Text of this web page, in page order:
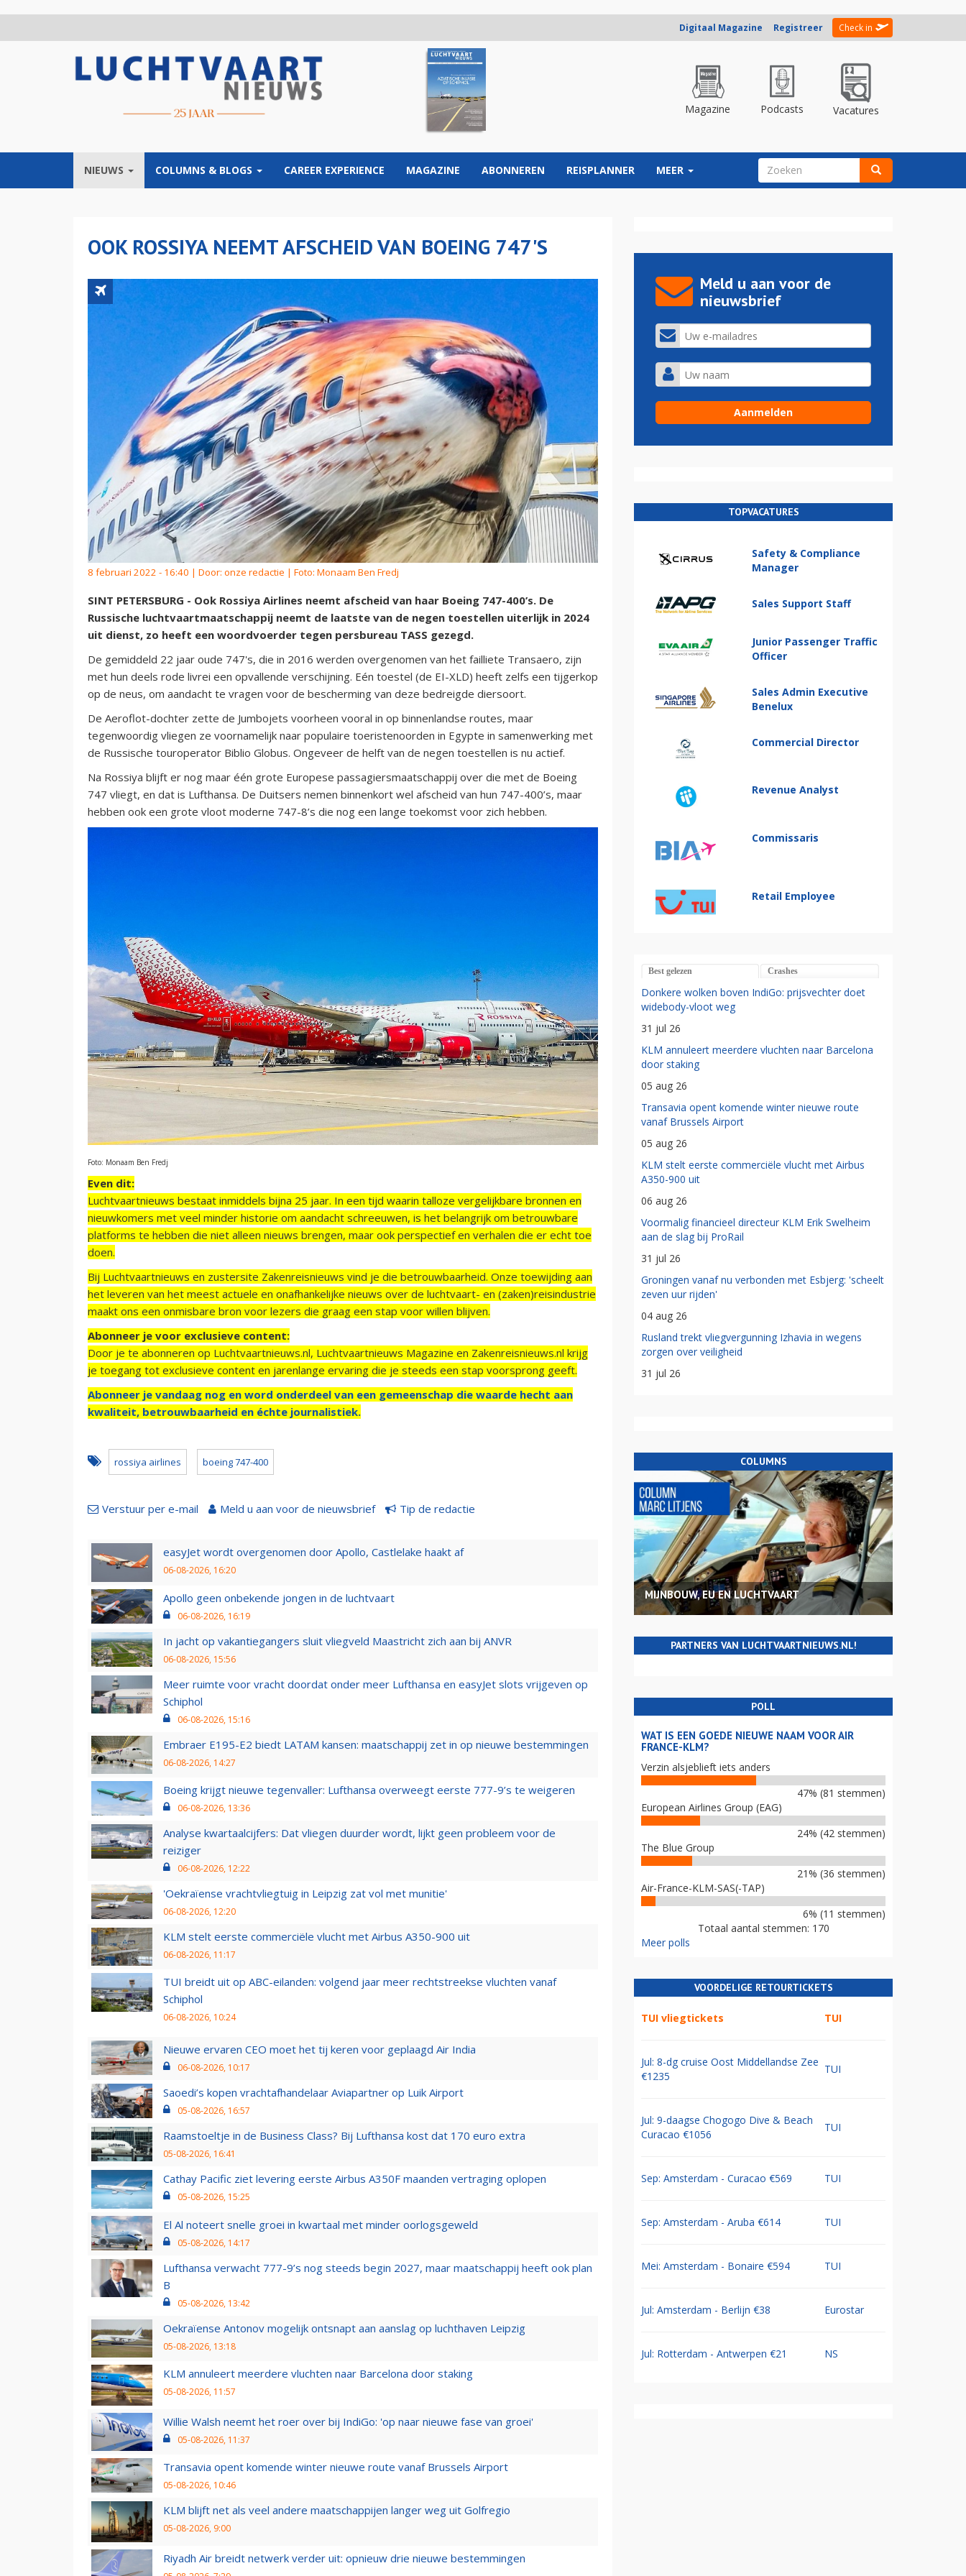
Digitaal Magazine Registreer Check in
Magazine Podcasts Vacatures
NIEUWS COLUMNS & BLOGS CAREER EXPERIENCE MAGAZINE ABONNEREN REISPLANNER MEER ZOEKVELD
OOK ROSSIYA NEEMT AFSCHEID VAN BOEING 747'S
8 februari 2022 - 16:40 | Door: onze redactie | Foto: Monaam Ben Fredj
SINT PETERSBURG - Ook Rossiya Airlines neemt afscheid van haar Boeing 747-400’s. De
Russische luchtvaartmaatschappij neemt de laatste van de negen toestellen uiterlijk in 2024
uit dienst, zo heeft een woordvoerder tegen persbureau TASS gezegd.
De gemiddeld 22 jaar oude 747's, die in 2016 werden overgenomen van het failliete Transaero, zijn
met hun deels rode livrei een opvallende verschijning. Eén toestel (de EI-XLD) heeft zelfs een tijgerkop
op de neus, om aandacht te vragen voor de bescherming van deze bedreigde diersoort.
De Aeroflot-dochter zette de Jumbojets voorheen vooral in op binnenlandse routes, maar
tegenwoordig vliegen ze voornamelijk naar populaire toeristenoorden in Egypte in samenwerking met
de Russische touroperator Biblio Globus. Ongeveer de helft van de negen toestellen is nu actief.
Na Rossiya blijft er nog maar één grote Europese passagiersmaatschappij over die met de Boeing
747 vliegt, en dat is Lufthansa. De Duitsers nemen binnenkort wel afscheid van hun 747-400’s, maar
hebben ook een grote vloot moderne 747-8’s die nog een lange toekomst voor zich hebben.
Foto: Monaam Ben Fredj
Even dit:
Luchtvaartnieuws bestaat inmiddels bijna 25 jaar. In een tijd waarin talloze vergelijkbare bronnen en
nieuwkomers met veel minder historie om aandacht schreeuwen, is het belangrijk om betrouwbare
platforms te hebben die niet alleen nieuws brengen, maar ook perspectief en verhalen die er echt toe
doen.
Bij Luchtvaartnieuws en zustersite Zakenreisnieuws vind je die betrouwbaarheid. Onze toewijding aan
het leveren van het meest actuele en onafhankelijke nieuws over de luchtvaart- en (zaken)reisindustrie
maakt ons een onmisbare bron voor lezers die graag een stap voor willen blijven.
Abonneer je voor exclusieve content:
Door je te abonneren op Luchtvaartnieuws.nl, Luchtvaartnieuws Magazine en Zakenreisnieuws.nl krijg
je toegang tot exclusieve content en jarenlange ervaring die je steeds een stap voorsprong geeft.
Abonneer je vandaag nog en word onderdeel van een gemeenschap die waarde hecht aan
kwaliteit, betrouwbaarheid en échte journalistiek.
rossiya airlines boeing 747-400
Verstuur per e-mail Meld u aan voor de nieuwsbrief Tip de redactie
easyJet wordt overgenomen door Apollo, Castlelake haakt af
06-08-2026, 16:20
Apollo geen onbekende jongen in de luchtvaart
06-08-2026, 16:19
In jacht op vakantiegangers sluit vliegveld Maastricht zich aan bij ANVR
06-08-2026, 15:56
Meer ruimte voor vracht doordat onder meer Lufthansa en easyJet slots vrijgeven op
Schiphol
06-08-2026, 15:16
Embraer E195-E2 biedt LATAM kansen: maatschappij zet in op nieuwe bestemmingen
06-08-2026, 14:27
Boeing krijgt nieuwe tegenvaller: Lufthansa overweegt eerste 777-9’s te weigeren
06-08-2026, 13:36
Analyse kwartaalcijfers: Dat vliegen duurder wordt, lijkt geen probleem voor de
reiziger
06-08-2026, 12:22
'Oekraïense vrachtvliegtuig in Leipzig zat vol met munitie'
06-08-2026, 12:20
KLM stelt eerste commerciële vlucht met Airbus A350-900 uit
06-08-2026, 11:17
TUI breidt uit op ABC-eilanden: volgend jaar meer rechtstreekse vluchten vanaf
Schiphol
06-08-2026, 10:24
Nieuwe ervaren CEO moet het tij keren voor geplaagd Air India
06-08-2026, 10:17
Saoedi’s kopen vrachtafhandelaar Aviapartner op Luik Airport
05-08-2026, 16:57
Raamstoeltje in de Business Class? Bij Lufthansa kost dat 170 euro extra
05-08-2026, 16:41
Cathay Pacific ziet levering eerste Airbus A350F maanden vertraging oplopen
05-08-2026, 15:25
El Al noteert snelle groei in kwartaal met minder oorlogsgeweld
05-08-2026, 14:17
Lufthansa verwacht 777-9’s nog steeds begin 2027, maar maatschappij heeft ook plan
B
05-08-2026, 13:42
Oekraïense Antonov mogelijk ontsnapt aan aanslag op luchthaven Leipzig
05-08-2026, 13:18
KLM annuleert meerdere vluchten naar Barcelona door staking
05-08-2026, 11:57
Willie Walsh neemt het roer over bij IndiGo: 'op naar nieuwe fase van groei'
05-08-2026, 11:37
Transavia opent komende winter nieuwe route vanaf Brussels Airport
05-08-2026, 10:46
KLM blijft net als veel andere maatschappijen langer weg uit Golfregio
05-08-2026, 9:00
Riyadh Air breidt netwerk verder uit: opnieuw drie nieuwe bestemmingen
Meld u aan voor de
nieuwsbrief
TOPVACATURES
Safety & Compliance
Manager
Sales Support Staff
Junior Passenger Traffic
Officer
Sales Admin Executive
Benelux
Commercial Director
Revenue Analyst
Commissaris
Retail Employee
Best gelezen Crashes
Donkere wolken boven IndiGo: prijsvechter doet
widebody-vloot weg
31 jul 26
KLM annuleert meerdere vluchten naar Barcelona
door staking
05 aug 26
Transavia opent komende winter nieuwe route
vanaf Brussels Airport
05 aug 26
KLM stelt eerste commerciële vlucht met Airbus
A350-900 uit
06 aug 26
Voormalig financieel directeur KLM Erik Swelheim
aan de slag bij ProRail
31 jul 26
Groningen vanaf nu verbonden met Esbjerg: 'scheelt
zeven uur rijden'
04 aug 26
Rusland trekt vliegvergunning Izhavia in wegens
zorgen over veiligheid
31 jul 26
COLUMNS
MIJNBOUW, EU EN LUCHTVAART
PARTNERS VAN LUCHTVAARTNIEUWS.NL!
POLL
WAT IS EEN GOEDE NIEUWE NAAM VOOR AIR
FRANCE-KLM?
Verzin alsjeblieft iets anders
47% (81 stemmen)
European Airlines Group (EAG)
24% (42 stemmen)
The Blue Group
21% (36 stemmen)
Air-France-KLM-SAS(-TAP)
6% (11 stemmen)
Totaal aantal stemmen: 170
Meer polls
VOORDELIGE RETOURTICKETS
TUI vliegtickets TUI
Jul: 8-dg cruise Oost Middellandse Zee
€1235
TUI
Jul: 9-daagse Chogogo Dive & Beach
Curacao €1056
TUI
Sep: Amsterdam - Curacao €569 TUI
Sep: Amsterdam - Aruba €614 TUI
Mei: Amsterdam - Bonaire €594 TUI
Jul: Amsterdam - Berlijn €38 Eurostar
Jul: Rotterdam - Antwerpen €21 NS